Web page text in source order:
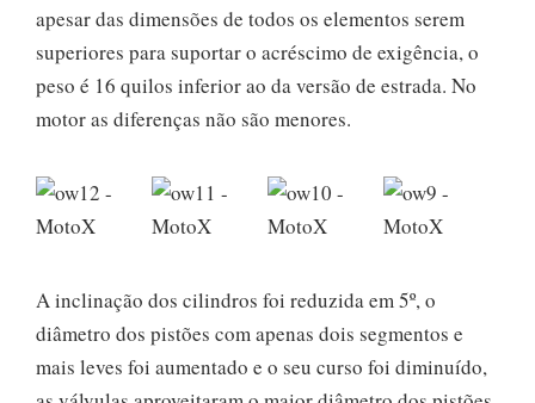
apesar das dimensões de todos os elementos serem
superiores para suportar o acréscimo de exigência, o
peso é 16 quilos inferior ao da versão de estrada. No
motor as diferenças não são menores.
A inclinação dos cilindros foi reduzida em 5º, o
diâmetro dos pistões com apenas dois segmentos e
mais leves foi aumentado e o seu curso foi diminuído,